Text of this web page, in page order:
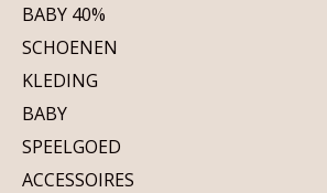
BABY 40%
SCHOENEN
KLEDING
BABY
SPEELGOED
ACCESSOIRES